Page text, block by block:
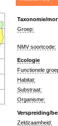
Taxonomie/
Groep:
NMV soortcode:
Ecologie
Functionele
Habitat:
Substraat:
Organisme:
Verspreiding/
Zeldzaamheid: